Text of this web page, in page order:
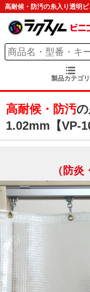
高耐候・防汚の糸入り透明
製品カテゴリ
高耐候・防汚
1.02mm【VP-
（防